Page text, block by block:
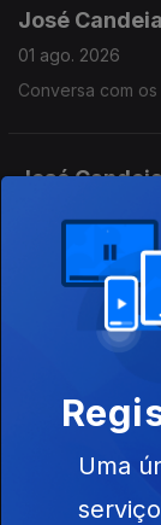
José
01 ago. 2026
Conversa com
José
Conversa com
José
Conversa com
José
Uma